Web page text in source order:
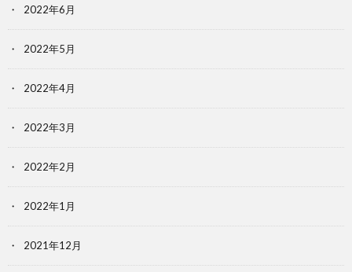
2022年6月
2022年5月
2022年4月
2022年3月
2022年2月
2022年1月
2021年12月